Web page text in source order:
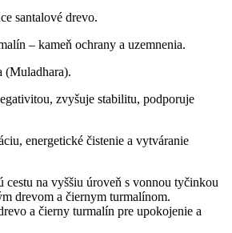
santalové drevo.
– kameň ochrany a uzemnenia.
(Muladhara).
zvyšuje stabilitu, podporuje
energetické čistenie a vytváranie
cestu na vyššiu úroveň s vonnou tyčinkou
drevom a čiernym turmalínom.
a čierny turmalín pre upokojenie a